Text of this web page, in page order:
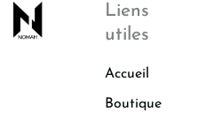
Liens
utiles
Accueil
Boutique